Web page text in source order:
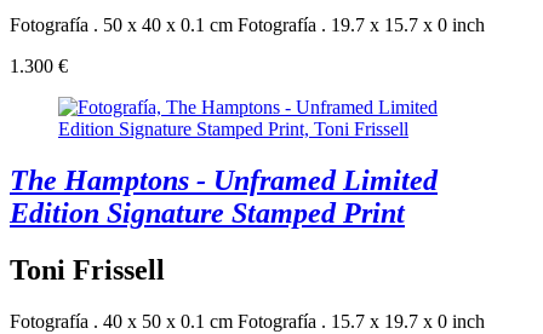
Fotografía . 50 x 40 x 0.1 cm Fotografía . 19.7 x 15.7 x 0 inch
1.300 €
The Hamptons - Unframed Limited
Edition Signature Stamped Print
Toni Frissell
Fotografía . 40 x 50 x 0.1 cm Fotografía . 15.7 x 19.7 x 0 inch